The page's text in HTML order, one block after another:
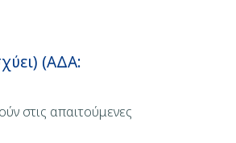
(ΑΔΑ:
στις απαιτούμενες